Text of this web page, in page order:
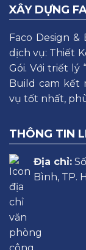
XÂY DỰNG
Faco Design
dịch vụ: Thiết
Gói. Với triết lý
Build cam kết
vụ tốt nhất,
THÔNG TIN
Địa chỉ:
Bình, TP.